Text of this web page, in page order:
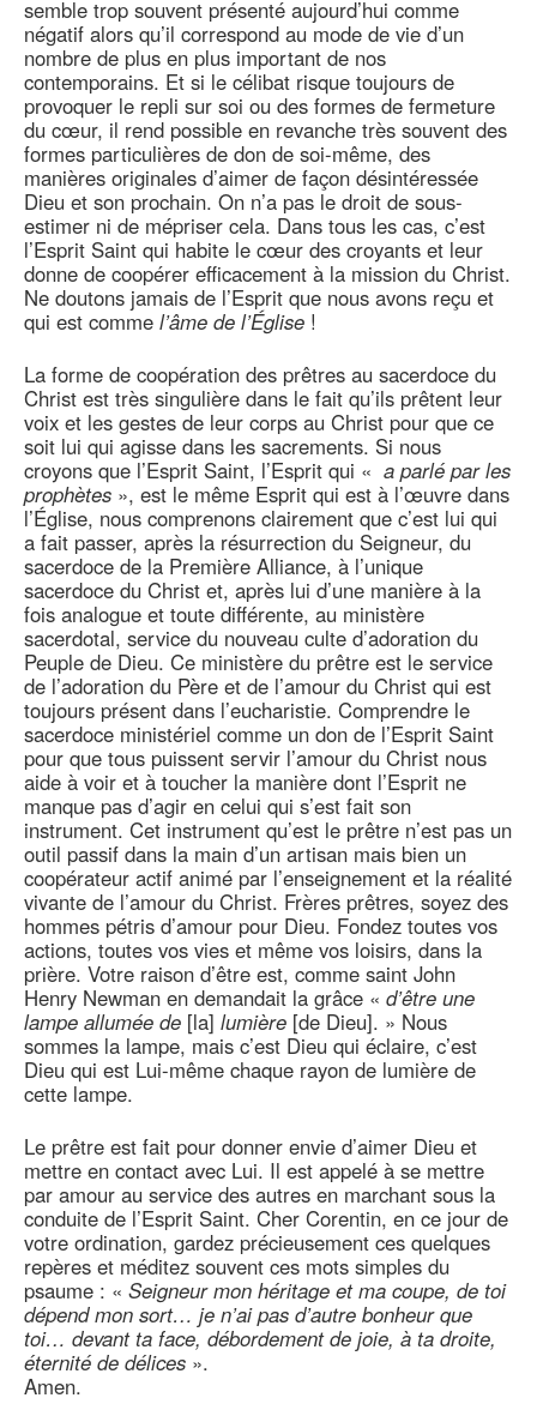
semble trop souvent présenté aujourd’hui comme
négatif alors qu’il correspond au mode de vie d’un
nombre de plus en plus important de nos
contemporains. Et si le célibat risque toujours de
provoquer le repli sur soi ou des formes de fermeture
du cœur, il rend possible en revanche très souvent des
formes particulières de don de soi-même, des
manières originales d’aimer de façon désintéressée
Dieu et son prochain. On n’a pas le droit de sous-
estimer ni de mépriser cela. Dans tous les cas, c’est
l’Esprit Saint qui habite le cœur des croyants et leur
donne de coopérer efficacement à la mission du Christ.
Ne doutons jamais de l’Esprit que nous avons reçu et
qui est comme l’âme de l’Église !
La forme de coopération des prêtres au sacerdoce du
Christ est très singulière dans le fait qu’ils prêtent leur
voix et les gestes de leur corps au Christ pour que ce
soit lui qui agisse dans les sacrements. Si nous
croyons que l’Esprit Saint, l’Esprit qui « a parlé par les
prophètes », est le même Esprit qui est à l’œuvre dans
l’Église, nous comprenons clairement que c’est lui qui
a fait passer, après la résurrection du Seigneur, du
sacerdoce de la Première Alliance, à l’unique
sacerdoce du Christ et, après lui d’une manière à la
fois analogue et toute différente, au ministère
sacerdotal, service du nouveau culte d’adoration du
Peuple de Dieu. Ce ministère du prêtre est le service
de l’adoration du Père et de l’amour du Christ qui est
toujours présent dans l’eucharistie. Comprendre le
sacerdoce ministériel comme un don de l’Esprit Saint
pour que tous puissent servir l’amour du Christ nous
aide à voir et à toucher la manière dont l’Esprit ne
manque pas d’agir en celui qui s’est fait son
instrument. Cet instrument qu’est le prêtre n’est pas un
outil passif dans la main d’un artisan mais bien un
coopérateur actif animé par l’enseignement et la réalité
vivante de l’amour du Christ. Frères prêtres, soyez des
hommes pétris d’amour pour Dieu. Fondez toutes vos
actions, toutes vos vies et même vos loisirs, dans la
prière. Votre raison d’être est, comme saint John
Henry Newman en demandait la grâce « d’être une
lampe allumée de [la] lumière [de Dieu]. » Nous
sommes la lampe, mais c’est Dieu qui éclaire, c’est
Dieu qui est Lui-même chaque rayon de lumière de
cette lampe.
Le prêtre est fait pour donner envie d’aimer Dieu et
mettre en contact avec Lui. Il est appelé à se mettre
par amour au service des autres en marchant sous la
conduite de l’Esprit Saint. Cher Corentin, en ce jour de
votre ordination, gardez précieusement ces quelques
repères et méditez souvent ces mots simples du
psaume : « Seigneur mon héritage et ma coupe, de toi
dépend mon sort… je n’ai pas d’autre bonheur que
toi… devant ta face, débordement de joie, à ta droite,
éternité de délices ».
Amen.